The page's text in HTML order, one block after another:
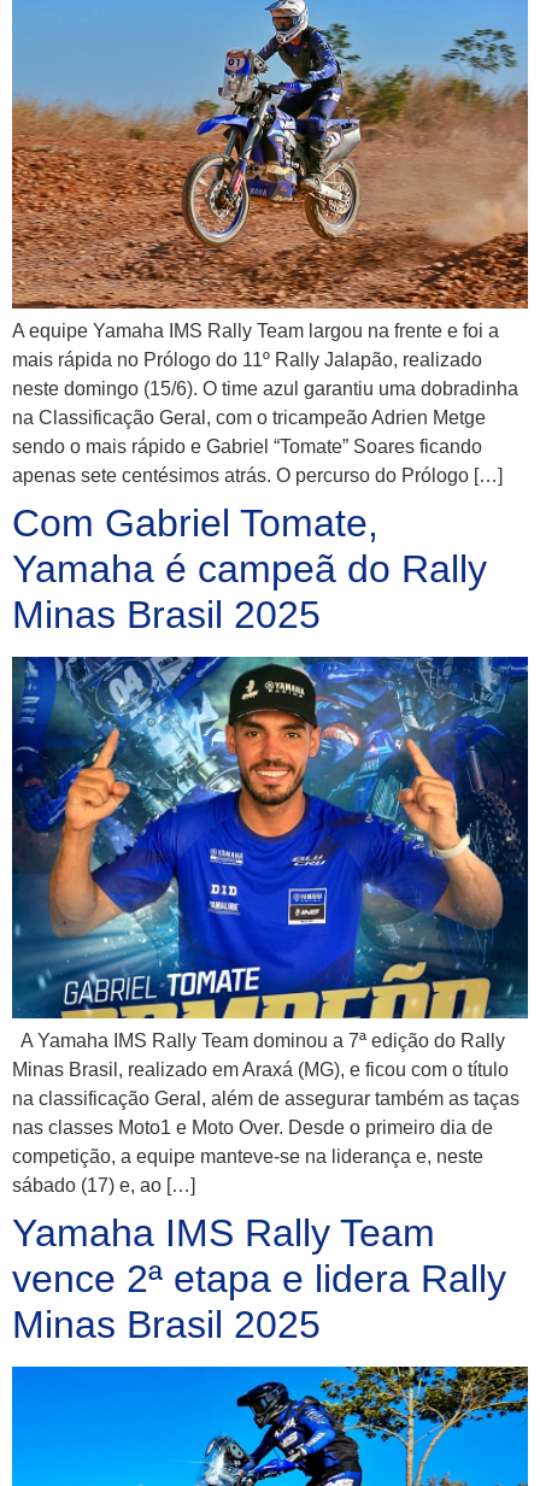
A equipe Yamaha IMS Rally Team largou na frente e foi a
mais rápida no Prólogo do 11º Rally Jalapão, realizado
neste domingo (15/6). O time azul garantiu uma dobradinha
na Classificação Geral, com o tricampeão Adrien Metge
sendo o mais rápido e Gabriel “Tomate” Soares ficando
apenas sete centésimos atrás. O percurso do Prólogo […]
Com Gabriel Tomate,
Yamaha é campeã do Rally
Minas Brasil 2025
A Yamaha IMS Rally Team dominou a 7ª edição do Rally
Minas Brasil, realizado em Araxá (MG), e ficou com o título
na classificação Geral, além de assegurar também as taças
nas classes Moto1 e Moto Over. Desde o primeiro dia de
competição, a equipe manteve-se na liderança e, neste
sábado (17) e, ao […]
Yamaha IMS Rally Team
vence 2ª etapa e lidera Rally
Minas Brasil 2025